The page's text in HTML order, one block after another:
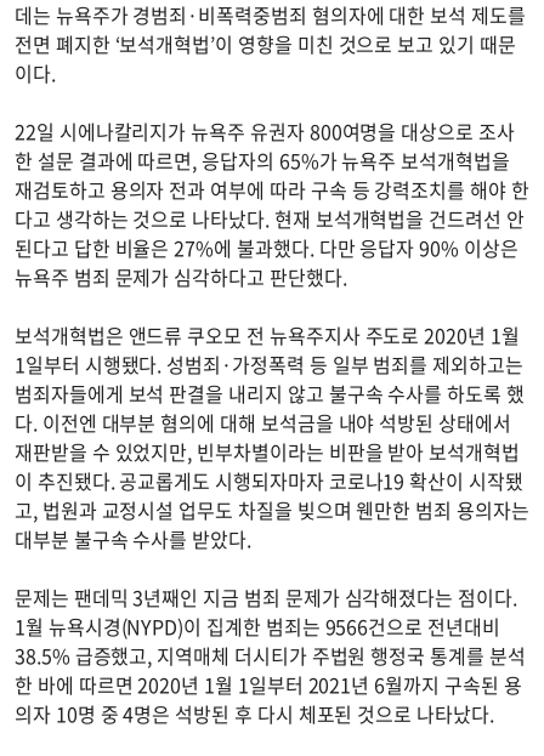
데는 뉴욕주가 경범죄·비폭력중범죄 혐의자에 대한 보석 제도를
전면 폐지한 ‘보석개혁법’이 영향을 미친 것으로 보고 있기 때문
이다.
22일 시에나칼리지가 뉴욕주 유권자 800여명을 대상으로 조사
한 설문 결과에 따르면, 응답자의 65%가 뉴욕주 보석개혁법을
재검토하고 용의자 전과 여부에 따라 구속 등 강력조치를 해야 한
다고 생각하는 것으로 나타났다. 현재 보석개혁법을 건드려선 안
된다고 답한 비율은 27%에 불과했다. 다만 응답자 90% 이상은
뉴욕주 범죄 문제가 심각하다고 판단했다.
보석개혁법은 앤드류 쿠오모 전 뉴욕주지사 주도로 2020년 1월
1일부터 시행됐다. 성범죄·가정폭력 등 일부 범죄를 제외하고는
범죄자들에게 보석 판결을 내리지 않고 불구속 수사를 하도록 했
다. 이전엔 대부분 혐의에 대해 보석금을 내야 석방된 상태에서
재판받을 수 있었지만, 빈부차별이라는 비판을 받아 보석개혁법
이 추진됐다. 공교롭게도 시행되자마자 코로나19 확산이 시작됐
고, 법원과 교정시설 업무도 차질을 빚으며 웬만한 범죄 용의자는
대부분 불구속 수사를 받았다.
문제는 팬데믹 3년째인 지금 범죄 문제가 심각해졌다는 점이다.
1월 뉴욕시경(NYPD)이 집계한 범죄는 9566건으로 전년대비
38.5% 급증했고, 지역매체 더시티가 주법원 행정국 통계를 분석
한 바에 따르면 2020년 1월 1일부터 2021년 6월까지 구속된 용
의자 10명 중 4명은 석방된 후 다시 체포된 것으로 나타났다.